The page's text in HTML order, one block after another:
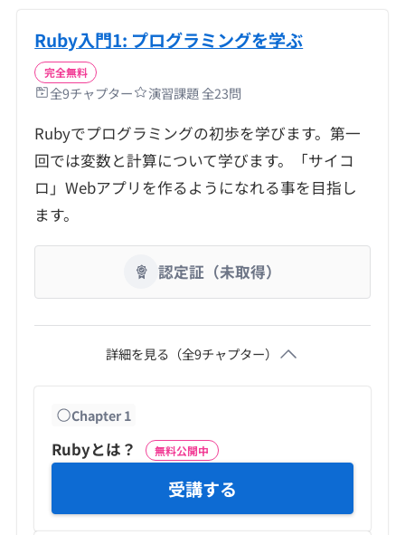
Ruby入門1: プログラミングを学ぶ
全9チャプター 演習課題 全23問
完全無料
Rubyでプログラミングの初歩を学びます。第一
回では変数と計算について学びます。「サイコ
ロ」Webアプリを作るようになれる事を目指し
ます。
認定証（未取得）
詳細を見る（全9チャプター）
Chapter1
Rubyとは？ 無料公開中
受講する